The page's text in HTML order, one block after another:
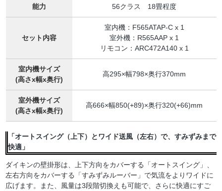
能力 56クラス 18畳程度
セット内容
室内機：F565ATAP-C x 1
室外機：R565AAP x 1
リモコン：ARC472A140 x 1
室内機サイズ
(高さx幅x奥行)
高295×幅798×奥行370mm
室外機サイズ
(高さx幅x奥行)
高666×幅850(+89)×奥行320(+66)mm
「オートスイング（上下）とワイド送風（左右）で、すみずみまで
快適」
ダイキンの壁掛形は、上下方向をカバーする「オートスイング」、
左右方向をカバーする「すみずみルーバー」で気流をよりワイドに
広げます。また、風量は3段階切換えも可能で、さらに快適にすご